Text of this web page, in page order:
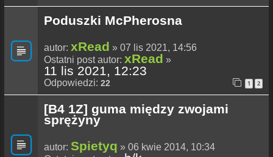
Poduszki McPherosna
autor: xRead » 07 lis 2021, 14:56
Ostatni post autor: xRead »
11 lis 2021, 12:23
Odpowiedzi: 22 1 2
[B4 1Z] guma między zwojami
sprężyny
autor: Spietyq » 06 kwie 2014, 10:34